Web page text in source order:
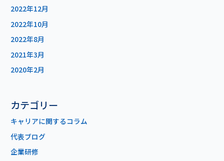
2022年12月
2022年10月
2022年8月
2021年3月
2020年2月
カテゴリー
キャリアに関するコラム
代表ブログ
企業研修